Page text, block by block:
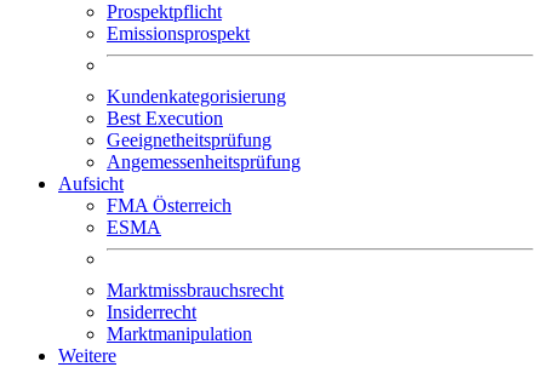
Prospektpflicht
Emissionsprospekt
Kundenkategorisierung
Best Execution
Geeignetheitsprüfung
Angemessenheitsprüfung
Aufsicht
FMA Österreich
ESMA
Marktmissbrauchsrecht
Insiderrecht
Marktmanipulation
Weitere